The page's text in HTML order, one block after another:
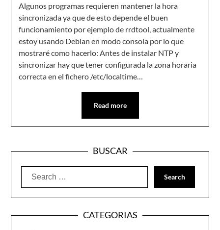
Algunos programas requieren mantener la hora
sincronizada ya que de esto depende el buen
funcionamiento por ejemplo de rrdtool, actualmente
estoy usando Debian en modo consola por lo que
mostraré como hacerlo: Antes de instalar NTP y
sincronizar hay que tener configurada la zona horaria
correcta en el fichero /etc/localtime…
Read more
BUSCAR
CATEGORIAS